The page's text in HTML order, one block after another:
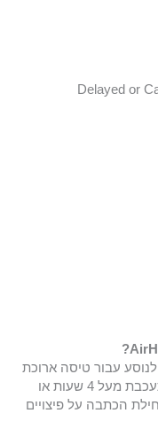
שניתן לקבל הוא 600 אירו לנוסע עבור טיסה ארוכת
טווח של האיחוד האירופי שבוטלה או מתעכבת מעל 4 שעות או
הכתבה על פיצויים